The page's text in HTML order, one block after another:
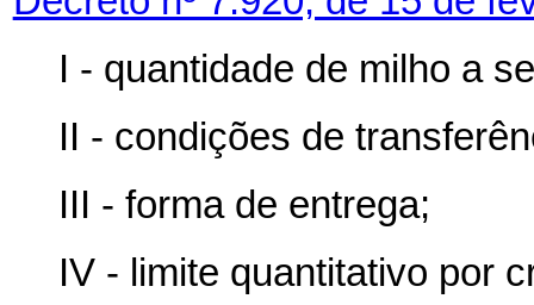
I - quantidade de milho a
II - condições de
III - forma de entrega;
IV - limite quantitativo por